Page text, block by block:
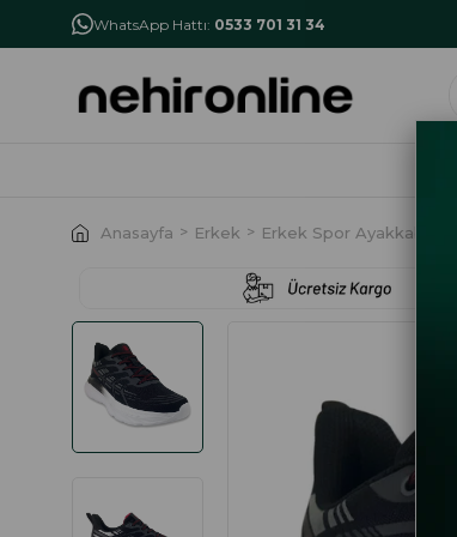
WhatsApp Hattı: 0533 701 31 34
İlk Alışverişe Özel İndirim NHR10
Anasayfa Erkek Erkek Spor Ayakkabı